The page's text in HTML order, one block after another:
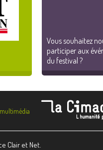
Vous souhaitez
participer aux
du festival ?
Clair et Net.